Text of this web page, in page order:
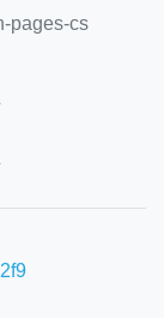
pages-cs